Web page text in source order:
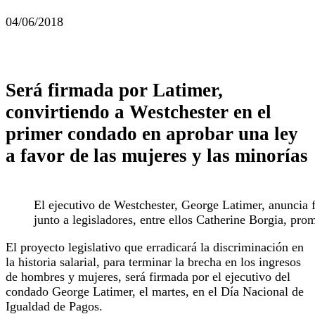
04/06/2018
Será firmada por Latimer,
convirtiendo a Westchester en el
primer condado en aprobar una ley
a favor de las mujeres y las minorías
El ejecutivo de Westchester, George Latimer,
junto a legisladores, entre ellos Catherine Borgia,
El proyecto legislativo que erradicará la discriminación en
la historia salarial, para terminar la brecha en los ingresos
de hombres y mujeres, será firmada por el ejecutivo del
condado George Latimer, el martes, en el Día Nacional de
Igualdad de Pagos.